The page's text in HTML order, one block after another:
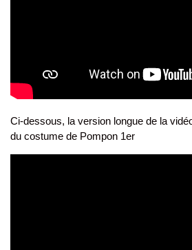
Ci-dessous, la version longue de la
du costume de Pompon 1er